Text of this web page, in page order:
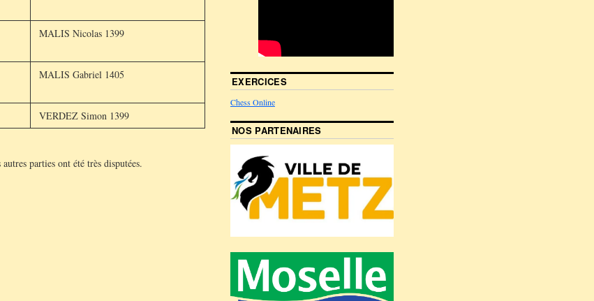
MALIS Nicolas 1399
MALIS Gabriel 1405
VERDEZ Simon 1399
parties ont été très disputées.
EXERCICES
Chess Online
NOS PARTENAIRES